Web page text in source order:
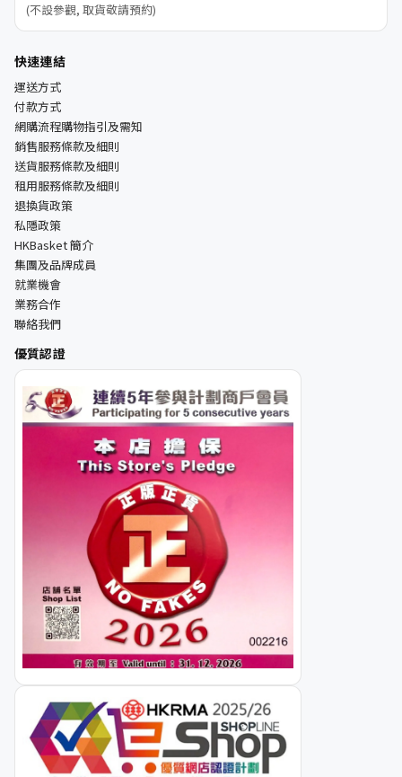
(不設參觀, 取貨敬請預約)
快速連結
運送方式
付款方式
網購流程購物指引及需知
銷售服務條款及細則
送貨服務條款及細則
租用服務條款及細則
退換貨政策
私隱政策
HKBasket 簡介
集團及品牌成員
就業機會
業務合作
聯絡我們
優質認證